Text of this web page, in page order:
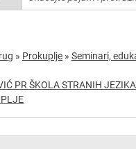
» Prokuplje » Seminari,
PR ŠKOLA STRANIH